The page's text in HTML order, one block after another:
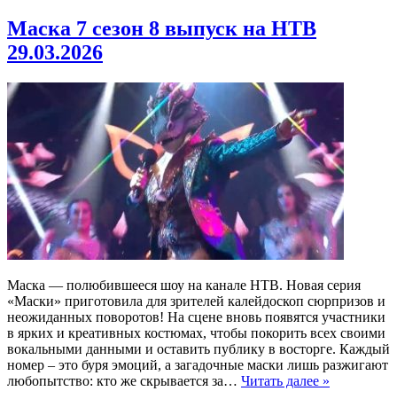
Маска 7 сезон 8 выпуск на НТВ
29.03.2026
Маска — полюбившееся шоу на канале НТВ. Новая серия
«Маски» приготовила для зрителей калейдоскоп сюрпризов и
неожиданных поворотов! На сцене вновь появятся участники
в ярких и креативных костюмах, чтобы покорить всех своими
вокальными данными и оставить публику в восторге. Каждый
номер – это буря эмоций, а загадочные маски лишь разжигают
любопытство: кто же скрывается за… Читать далее »